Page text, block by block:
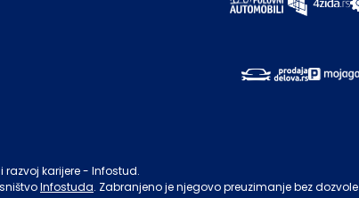
karijere - Infostud.
Infostuda. Zabranjeno je njegovo preuzimanje bez dozvole